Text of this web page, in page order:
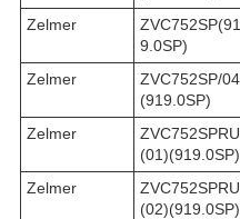
Zelmer
ZVC752SP(91
9.0SP)
Zelmer
ZVC752SP/04
(919.0SP)
Zelmer
ZVC752SPRU
(01)(919.0SP)
Zelmer
ZVC752SPRU
(02)(919.0SP)